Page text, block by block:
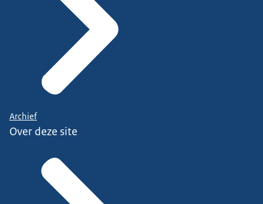
Archief
Over deze site